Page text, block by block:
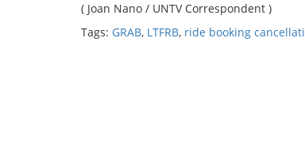
( Joan Nano / UNTV Correspondent )
Tags: GRAB, LTFRB, ride booking